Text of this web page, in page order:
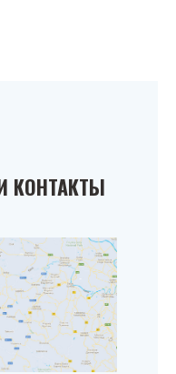
КОНТАКТЫ